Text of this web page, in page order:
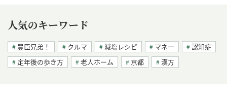
人気のキーワード
豊臣兄弟！ クルマ 減塩レシピ マネー
認知症
定年後の歩き方
老人ホーム 京都 漢方